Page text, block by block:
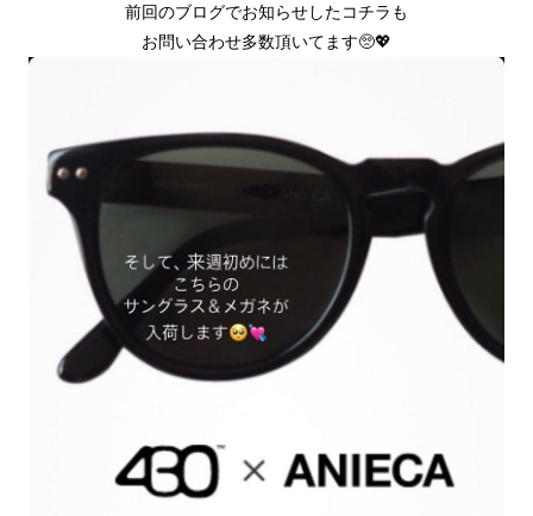
前回のブログでお知らせしたコチラも
お問い合わせ多数頂いてます🥺💖